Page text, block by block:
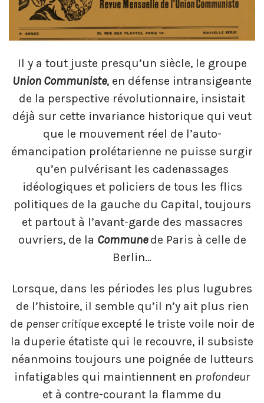
Il y a tout juste presqu’un siècle, le groupe
Union Communiste, en défense intransigeante
de la perspective révolutionnaire, insistait
déjà sur cette invariance historique qui veut
que le mouvement réel de l’auto-
émancipation prolétarienne ne puisse surgir
qu’en pulvérisant les cadenassages
idéologiques et policiers de tous les flics
politiques de la gauche du Capital, toujours
et partout à l’avant-garde des massacres
ouvriers, de la Communede Paris à celle de
Berlin…
Lorsque, dans les périodes les plus lugubres
de l’histoire, il semble qu’il n’y ait plus rien
de penser critique excepté le triste voile noir de
la duperie étatiste qui le recouvre, il subsiste
néanmoins toujours une poignée de lutteurs
infatigables qui maintiennent en profondeur
et à contre-courant la flamme du